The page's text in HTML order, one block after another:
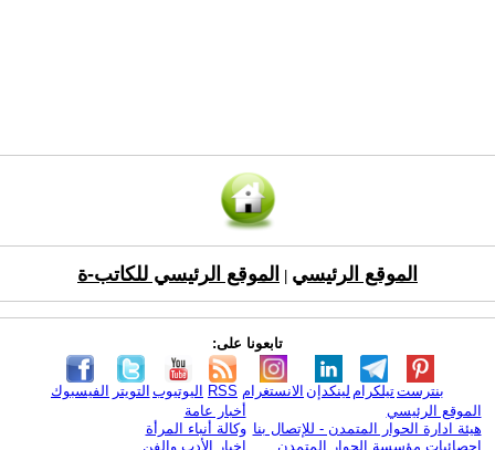
الموقع الرئيسي الموقع الرئيسي للكاتب-ة
تابعونا على:
الفيسبوك التويتر اليوتيوب RSS الانستغرام لينكدإن تيلكرامبنترست
الموقع الرئيسي
هيئة ادارة الحوار المتمدن - للإتصال بنا
إحصائيات مؤسسة الحوار المتمدن
أخبار عامة
وكالة أنباء المرأة
اخبار الأدب والفن